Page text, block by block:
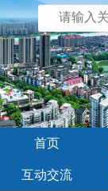
首页
互动交流